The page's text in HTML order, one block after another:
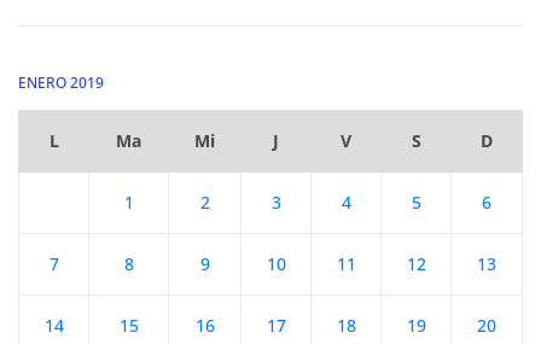
ENERO 2019
L Ma Mi J V S D
1 2 3 4 5 6
7 8 9 10 11 12 13
14 15 16 17 18 19 20